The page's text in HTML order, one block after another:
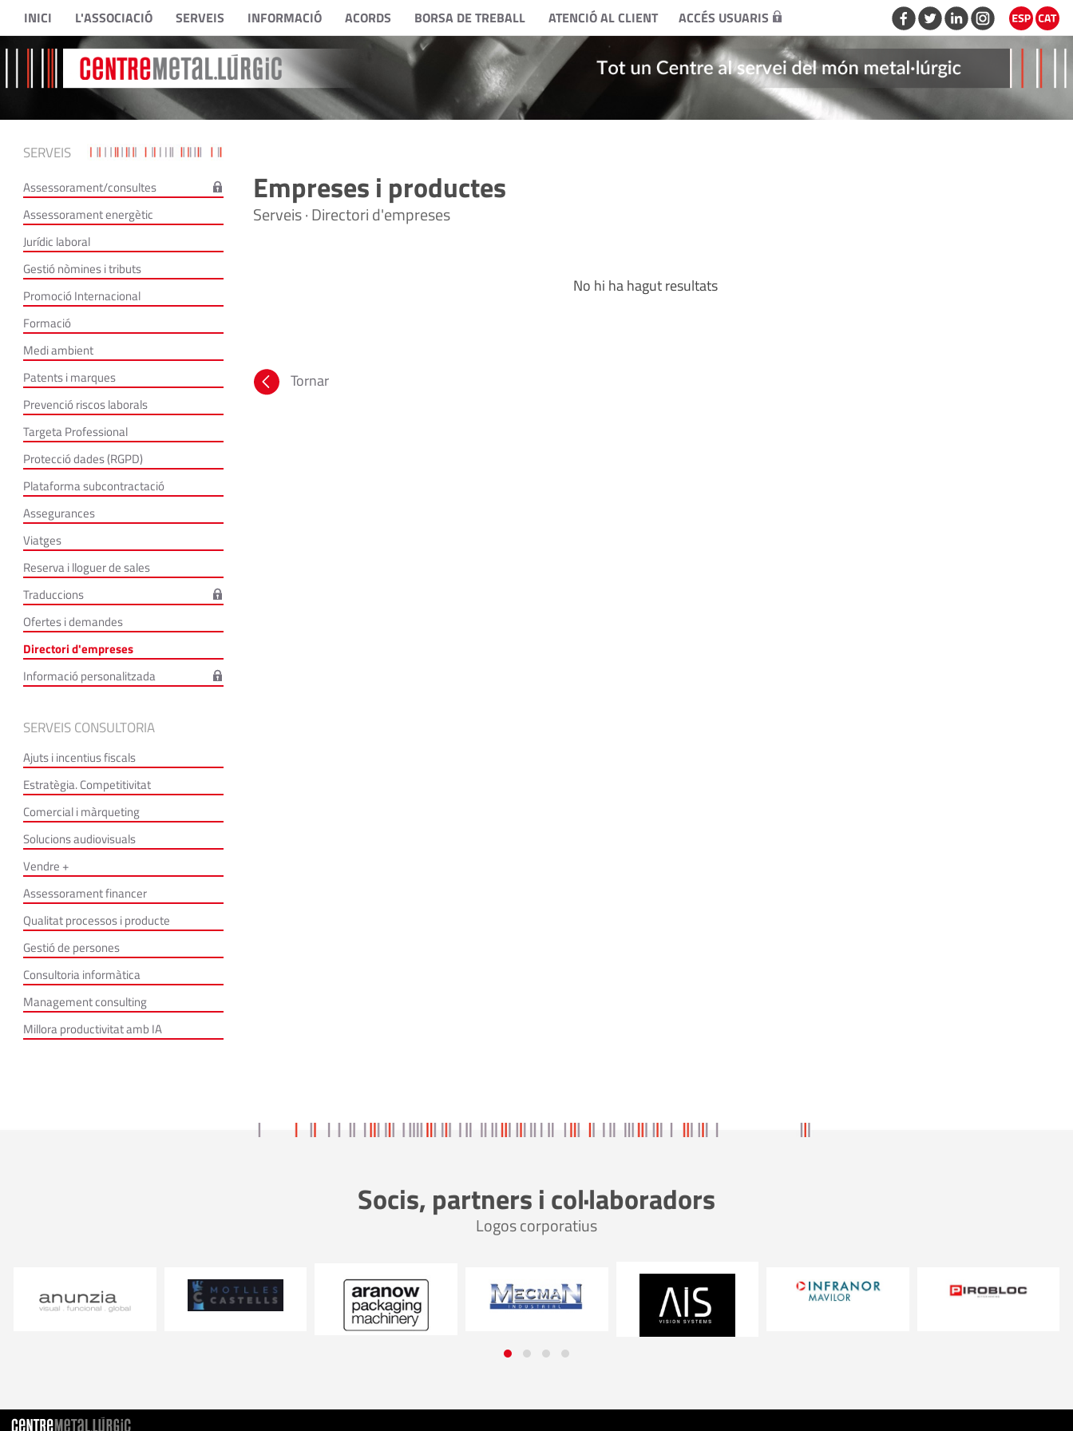
INICI L'ASSOCIACIÓ SERVEIS INFORMACIÓ ACORDS BORSA DE TREBALL ATENCIÓ AL CLIENT ACCÉS USUARIS
SERVEIS
Assessorament/consultes
Assessorament energètic
Jurídic laboral
Gestió nòmines i tributs
Promoció Internacional
Formació
Medi ambient
Patents i marques
Prevenció riscos laborals
Targeta Professional
Protecció dades (RGPD)
Plataforma subcontractació
Assegurances
Viatges
Reserva i lloguer de sales
Traduccions
Ofertes i demandes
Directori d'empreses
Informació personalitzada
SERVEIS CONSULTORIA
Ajuts i incentius fiscals
Estratègia. Competitivitat
Comercial i màrqueting
Solucions audiovisuals
Vendre +
Assessorament financer
Qualitat processos i producte
Gestió de persones
Consultoria informàtica
Management consulting
Millora productivitat amb IA
Empreses i productes
Serveis · Directori d'empreses
No hi ha hagut resultats
Tornar
Socis, partners i col·laboradors
Logos corporatius